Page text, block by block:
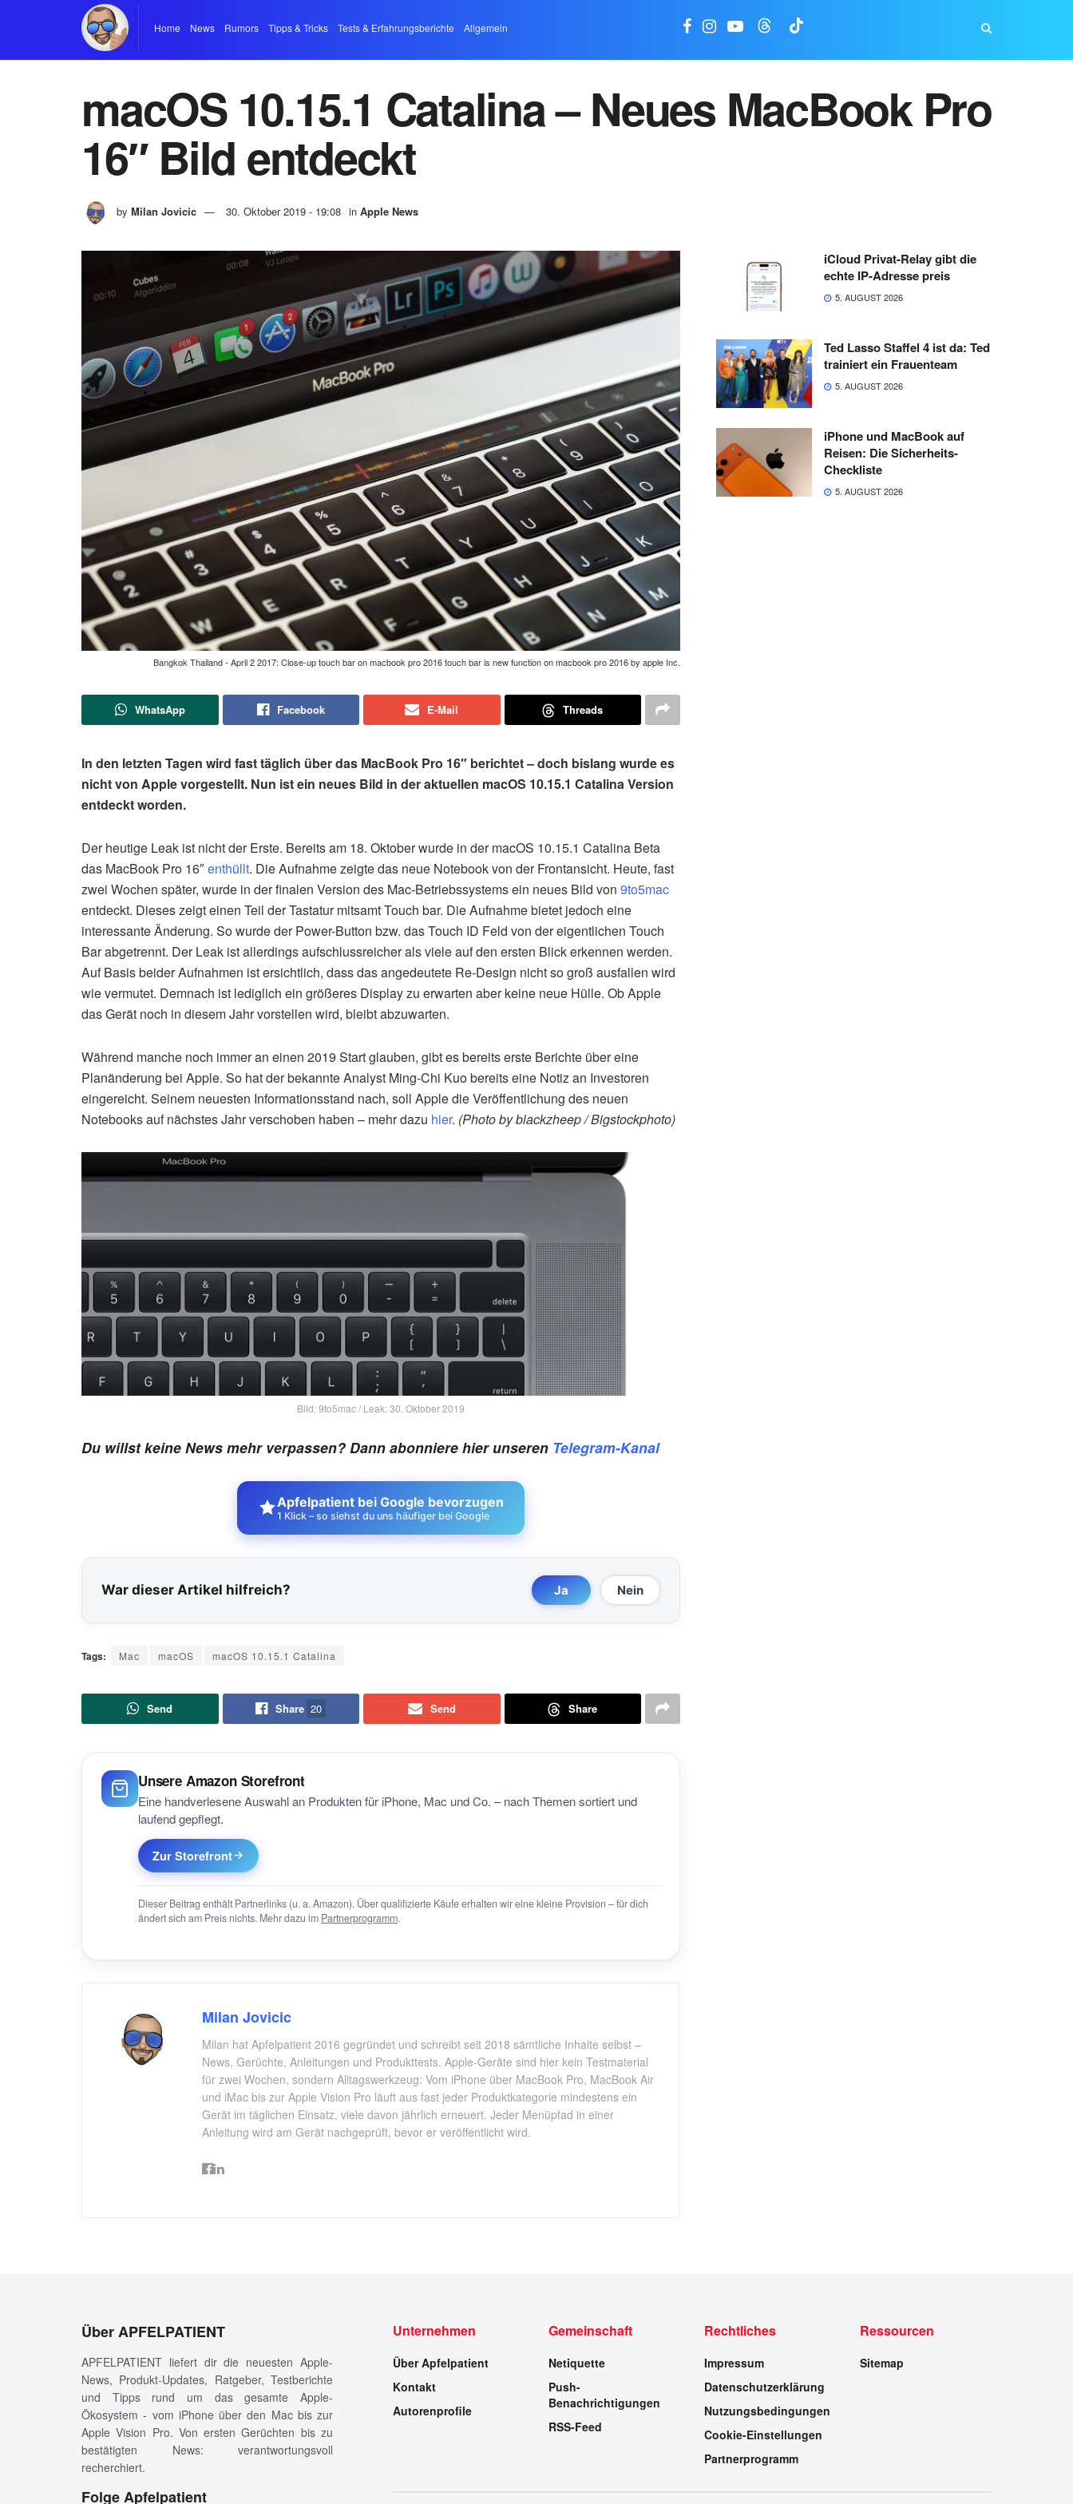
Home News Rumors Tipps & Tricks Tests & Erfahrungsberichte Allgemein
macOS 10.15.1 Catalina – Neues MacBook Pro
16″ Bild entdeckt
by Milan Jovicic 30. Oktober 2019 - 19:08 in Apple News
Bangkok Thailand - April 2 2017: Close-up touch bar on macbook pro 2016 touch bar is new function on macbook pro 2016 by apple Inc.
WhatsApp Facebook E-Mail Threads
In den letzten Tagen wird fast täglich über das MacBook Pro 16″ berichtet – doch bislang wurde es
nicht von Apple vorgestellt. Nun ist ein neues Bild in der aktuellen macOS 10.15.1 Catalina Version
entdeckt worden.
Der heutige Leak ist nicht der Erste. Bereits am 18. Oktober wurde in der macOS 10.15.1 Catalina Beta
das MacBook Pro 16″enthüllt. Die Aufnahme zeigte das neue Notebook von der Frontansicht. Heute, fast
zwei Wochen später, wurde in der finalen Version des Mac-Betriebssystems ein neues Bild von 9to5mac
entdeckt. Dieses zeigt einen Teil der Tastatur mitsamt Touch bar. Die Aufnahme bietet jedoch eine
interessante Änderung. So wurde der Power-Button bzw. das Touch ID Feld von der eigentlichen Touch
Bar abgetrennt. Der Leak ist allerdings aufschlussreicher als viele auf den ersten Blick erkennen werden.
Auf Basis beider Aufnahmen ist ersichtlich, dass das angedeutete Re-Design nicht so groß ausfallen wird
wie vermutet. Demnach ist lediglich ein größeres Display zu erwarten aber keine neue Hülle. Ob Apple
das Gerät noch in diesem Jahr vorstellen wird, bleibt abzuwarten.
Während manche noch immer an einen 2019 Start glauben, gibt es bereits erste Berichte über eine
Planänderung bei Apple. So hat der bekannte Analyst Ming-Chi Kuo bereits eine Notiz an Investoren
eingereicht. Seinem neuesten Informationsstand nach, soll Apple die Veröffentlichung des neuen
Notebooks auf nächstes Jahr verschoben haben – mehr dazu hier. (Photo by blackzheep / Bigstockphoto)
Bild: 9to5mac / Leak: 30. Oktober 2019
Du willst keine News mehr verpassen? Dann abonniere hier unseren Telegram-Kanal
Apfelpatient bei Google bevorzugen
1 Klick – so siehst du uns häufiger bei Google
War dieser Artikel hilfreich? Ja Nein
Tags: Mac macOS macOS 10.15.1 Catalina
Send Share 20 Send Share
Unsere Amazon Storefront
Eine handverlesene Auswahl an Produkten für iPhone, Mac und Co. – nach Themen sortiert und
laufend gepflegt.
Zur Storefront
Dieser Beitrag enthält Partnerlinks (u. a. Amazon). Über qualifizierte Käufe erhalten wir eine kleine Provision – für dich
ändert sich am Preis nichts. Mehr dazu im Partnerprogramm.
Milan Jovicic
Milan hat Apfelpatient 2016 gegründet und schreibt seit 2018 sämtliche Inhalte selbst –
News, Gerüchte, Anleitungen und Produkttests. Apple-Geräte sind hier kein Testmaterial
für zwei Wochen, sondern Alltagswerkzeug: Vom iPhone über MacBook Pro, MacBook Air
und iMac bis zur Apple Vision Pro läuft aus fast jeder Produktkategorie mindestens ein
Gerät im täglichen Einsatz, viele davon jährlich erneuert. Jeder Menüpfad in einer
Anleitung wird am Gerät nachgeprüft, bevor er veröffentlicht wird.
iCloud Privat-Relay gibt die
echte IP-Adresse preis
5. AUGUST 2026
Ted Lasso Staffel 4 ist da: Ted
trainiert ein Frauenteam
5. AUGUST 2026
iPhone und MacBook auf
Reisen: Die Sicherheits-
Checkliste
5. AUGUST 2026
Über APFELPATIENT
APFELPATIENT liefert dir die neuesten Apple-
News, Produkt-Updates, Ratgeber, Testberichte
und Tipps rund um das gesamte Apple-
Ökosystem - vom iPhone über den Mac bis zur
Apple Vision Pro. Von ersten Gerüchten bis zu
bestätigten News: verantwortungsvoll
recherchiert.
Folge Apfelpatient
Unternehmen
Über Apfelpatient
Kontakt
Autorenprofile
Gemeinschaft
Netiquette
Push-
Benachrichtigungen
RSS-Feed
Rechtliches
Impressum
Datenschutzerklärung
Nutzungsbedingungen
Cookie-Einstellungen
Partnerprogramm
Ressourcen
Sitemap